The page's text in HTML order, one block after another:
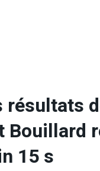
résultats
Bouillard
15 s